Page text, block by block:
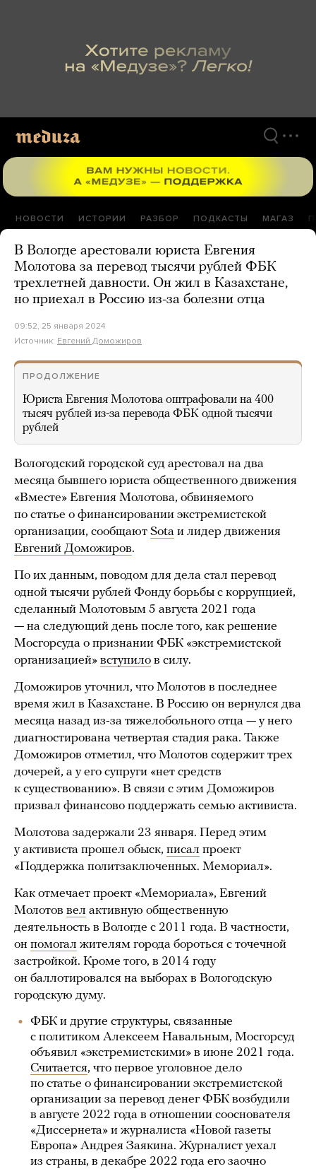
НОВОСТИ ИСТОРИИ РАЗБОР ПОДКАСТЫ МАГАЗ
В Вологде арестовали юриста Евгения
Молотова за перевод тысячи рублей ФБК
трехлетней давности. Он жил в Казахстане,
но приехал в Россию из-за болезни отца
09:52, 25 января 2024
Источник: Евгений Доможиров
ПРОДОЛЖЕНИЕ
Юриста Евгения Молотова оштрафовали на 400
тысяч рублей из-за перевода ФБК одной тысячи
рублей
Вологодский городской суд арестовал на два
месяца бывшего юриста общественного движения
«Вместе» Евгения Молотова, обвиняемого
по статье о финансировании экстремистской
организации, сообщают Sota и лидер движения
Евгений Доможиров.
По их данным, поводом для дела стал перевод
одной тысячи рублей Фонду борьбы с коррупцией,
сделанный Молотовым 5 августа 2021 года
— на следующий день после того, как решение
Мосгорсуда о признании ФБК «экстремистской
организацией» вступило в силу.
Доможиров уточнил, что Молотов в последнее
время жил в Казахстане. В Россию он вернулся два
месяца назад из-за тяжелобольного отца — у него
диагностирована четвертая стадия рака. Также
Доможиров отметил, что Молотов содержит трех
дочерей, а у его супруги «нет средств
к существованию». В связи с этим Доможиров
призвал финансово поддержать семью активиста.
Молотова задержали 23 января. Перед этим
у активиста прошел обыск, писал проект
«Поддержка политзаключенных. Мемориал».
Как отмечает проект «Мемориала», Евгений
Молотов вел активную общественную
деятельность в Вологде с 2011 года. В частности,
он помогал жителям города бороться с точечной
застройкой. Кроме того, в 2014 году
он баллотировался на выборах в Вологодскую
городскую думу.
ФБК и другие структуры, связанные
с политиком Алексеем Навальным, Мосгорсуд
объявил «экстремистскими» в июне 2021 года.
Считается, что первое уголовное дело
по статье о финансировании экстремистской
организации за перевод денег ФБК возбудили
в августе 2022 года в отношении сооснователя
«Диссернета» и журналиста «Новой газеты
Европа» Андрея Заякина. Журналист уехал
из страны, в декабре 2022 года его заочно